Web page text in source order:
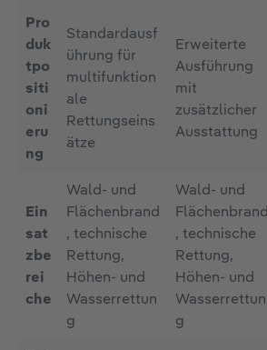
Pro
duk
tpo
siti
oni
eru
ng
Standardausf
ührung für
multifunktion
ale
Rettungseins
ätze
Erweiterte
Ausführung
mit
zusätzlicher
Ausstattung
Ein
sat
zbe
rei
che
Wald- und
Flächenbrand
, technische
Rettung,
Höhen- und
Wasserrettun
g
Wald- und
Flächenbrand
, technische
Rettung,
Höhen- und
Wasserrettun
g